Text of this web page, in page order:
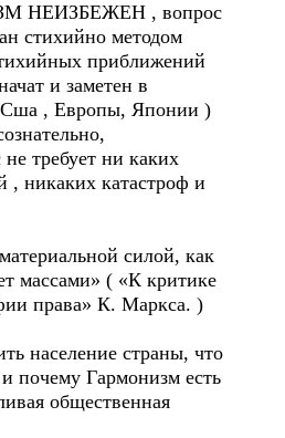
НЕИЗБЕЖЕН , вопрос
стихийно методом
приближений
и заметен в
Сша , Европы, Японии )
не требует ни каких
, никаких катастроф и
силой, как
массами» ( «К критике
права» К. Маркса. )
население страны, что
Гармонизм есть
общественная